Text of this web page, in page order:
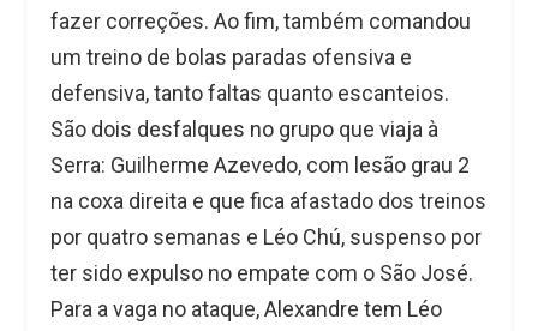
fazer correções. Ao fim, também comandou
um treino de bolas paradas ofensiva e
defensiva, tanto faltas quanto escanteios.
São dois desfalques no grupo que viaja à
Serra: Guilherme Azevedo, com lesão grau 2
na coxa direita e que fica afastado dos treinos
por quatro semanas e Léo Chú, suspenso por
ter sido expulso no empate com o São José.
Para a vaga no ataque, Alexandre tem Léo